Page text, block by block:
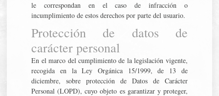
le correspondan en el caso de infracción o
incumplimiento de estos derechos por parte del usuario.
Protección de datos de
carácter personal
En el marco del cumplimiento de la legislación vigente,
recogida en la Ley Orgánica 15/1999, de 13 de
diciembre, sobre protección de Datos de Carácter
Personal (LOPD), cuyo objeto es garantizar y proteger,